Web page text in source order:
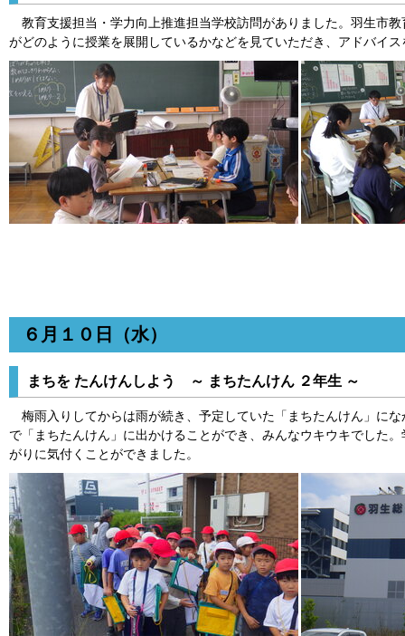
教育支援担当・学力向上推進担当学校訪問がありました。羽生市
がどのように授業を展開しているかなどを見ていただき、アドバイ
６月１０日（水）
まちを たんけんしよう ～ まちたんけん ２年生 ～
梅雨入りしてからは雨が続き、予定していた「まちたんけん」に
で「まちたんけん」に出かけることができ、みんなウキウキでした
がりに気付くことができました。